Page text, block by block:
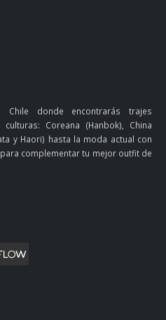
donde encontrarás trajes
Coreana (Hanbok), China
y Haori) hasta la moda actual con
complementar tu mejor outfit de